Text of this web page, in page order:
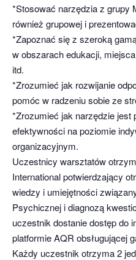
*Stosować narzędzia z grupy
również grupowej i
*Zapoznać się z szeroką
w obszarach edukacji,
itd.
*Zrozumieć jak rozwijanie
pomóc w radzeniu sobie ze
*Zrozumieć jak narzędzie jest
efektywności na poziomie
organizacyjnym.
Uczestnicy warsztatów
International potwierdzający
wiedzy i umiejętności
Psychicznej i diagnozą
uczestnik dostanie dostęp do
platformie AQR obsługującej
Każdy uczestnik otrzyma 2